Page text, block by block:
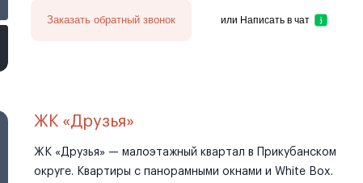
Заказать обратный звонок или Написать в чат
ЖК «Друзья»
ЖК «Друзья» — малоэтажный квартал в Прикубанском
округе. Квартиры с панорамными окнами и White Box.